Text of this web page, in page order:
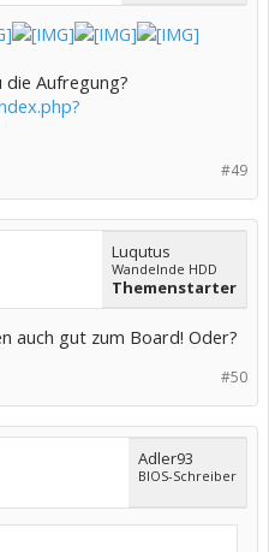
Aufregung?
#49
Luqutus
Wandelnde HDD
Themenstarter
auch gut zum Board! Oder?
#50
Adler93
BIOS-Schreiber